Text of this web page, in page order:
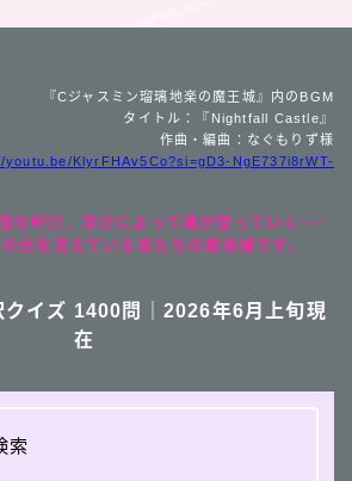
『Cジャスミン瑠璃地楽の魔王城』内のBGM
タイトル：『Nightfall Castle』
作曲・編曲：なぐもりず様
youtu.be/KlyrFHAv5Co?si=gD3-NgE737i8rWT-
を呼び、学びによって魂が整っていく──
光を覚えている者たちの魔導城です。
クイズ 1400問｜2026年6月上旬現
在
索